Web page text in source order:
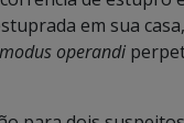
em sua
modus operandi